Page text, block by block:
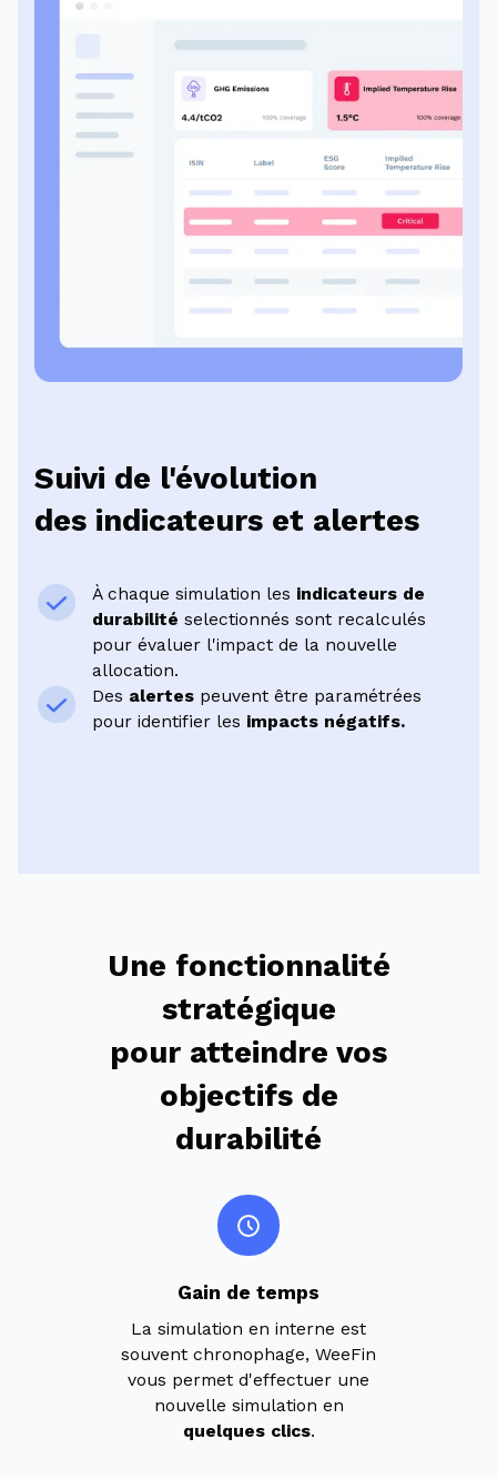
Suivi de l'évolution
des indicateurs et alertes
À chaque simulation les indicateurs de
durabilité selectionnés sont recalculés
pour évaluer l'impact de la nouvelle
allocation.
Des alertespeuvent être paramétrées
pour identifier les impacts négatifs.
Une fonctionnalité
stratégique
pour atteindre vos
objectifs de
durabilité
Gain de temps
La simulation en interne est
souvent chronophage, WeeFin
vous permet d'effectuer une
nouvelle simulation en
quelques clics.